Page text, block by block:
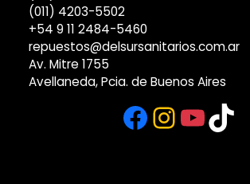
(011) 4203-5502
+54 9 11 2484-5460
repuestos@delsursanitarios.com.ar
Av. Mitre 1755
Avellaneda, Pcia. de Buenos Aires
Facebook